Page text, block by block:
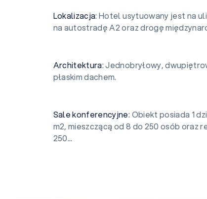
Lokalizacja: Hotel usytuowany jest na
na autostradę A2 oraz drogę
Architektura: Jednobryłowy,
płaskim dachem.
Salekonferencyjne: Obiekt posiada 1
m2, mieszczącą od 8 do 250 osób oraz
250...